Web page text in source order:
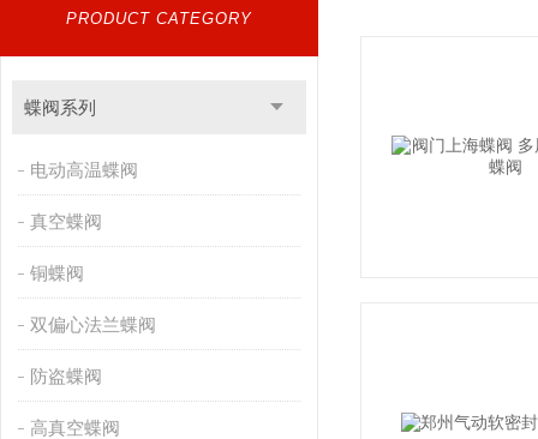
PRODUCT CATEGORY
蝶阀系列
电动高温蝶阀
真空蝶阀
铜蝶阀
双偏心法兰蝶阀
防盗蝶阀
高真空蝶阀